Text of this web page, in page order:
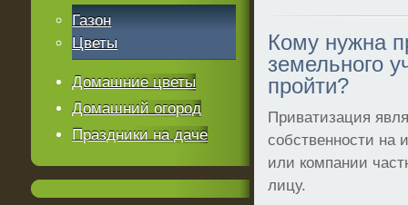
Кому нужна
земельного
пройти?
Приватизация
собственности на
или компании
лицу.
Газон
Цветы
Домашние цветы
Домашний огород
Праздники на даче